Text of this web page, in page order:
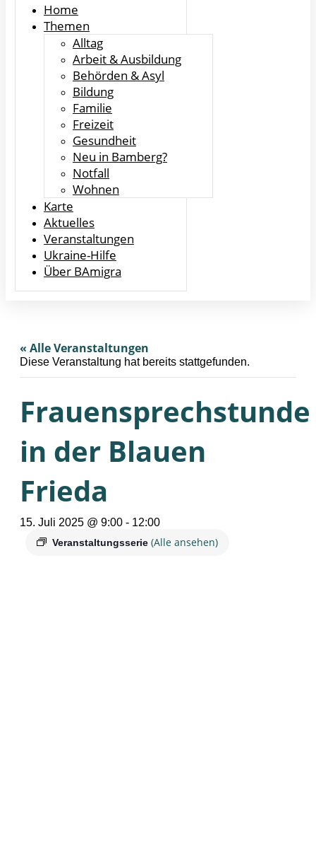
Home
Themen
Alltag
Arbeit & Ausbildung
Behörden & Asyl
Bildung
Familie
Freizeit
Gesundheit
Neu in Bamberg?
Notfall
Wohnen
Karte
Aktuelles
Veranstaltungen
Ukraine-Hilfe
Über BAmigra
« Alle Veranstaltungen
Diese Veranstaltung hat bereits stattgefunden.
Frauensprechstunde
in der Blauen
Frieda
15. Juli 2025 @ 9:00 - 12:00
Veranstaltungsserie (Alle ansehen)